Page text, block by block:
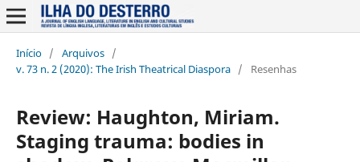
Início / Arquivos /
v. 73 n. 2 (2020): The Irish Theatrical Diaspora / Resenhas
Review: Haughton, Miriam.
Staging trauma: bodies in